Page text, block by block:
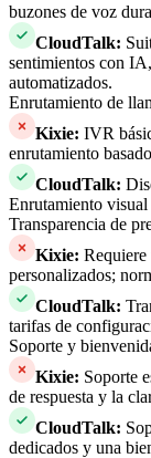
buzones de voz
CloudTalk:
sentimientos con
automatizados.
Enrutamiento de
Kixie: IVR
enrutamiento
CloudTalk:
Enrutamiento visual
Transparencia de
Kixie: Requiere
personalizados;
CloudTalk:
tarifas de
Soporte y
Kixie: Soporte
de respuesta y la
CloudTalk:
dedicados y una